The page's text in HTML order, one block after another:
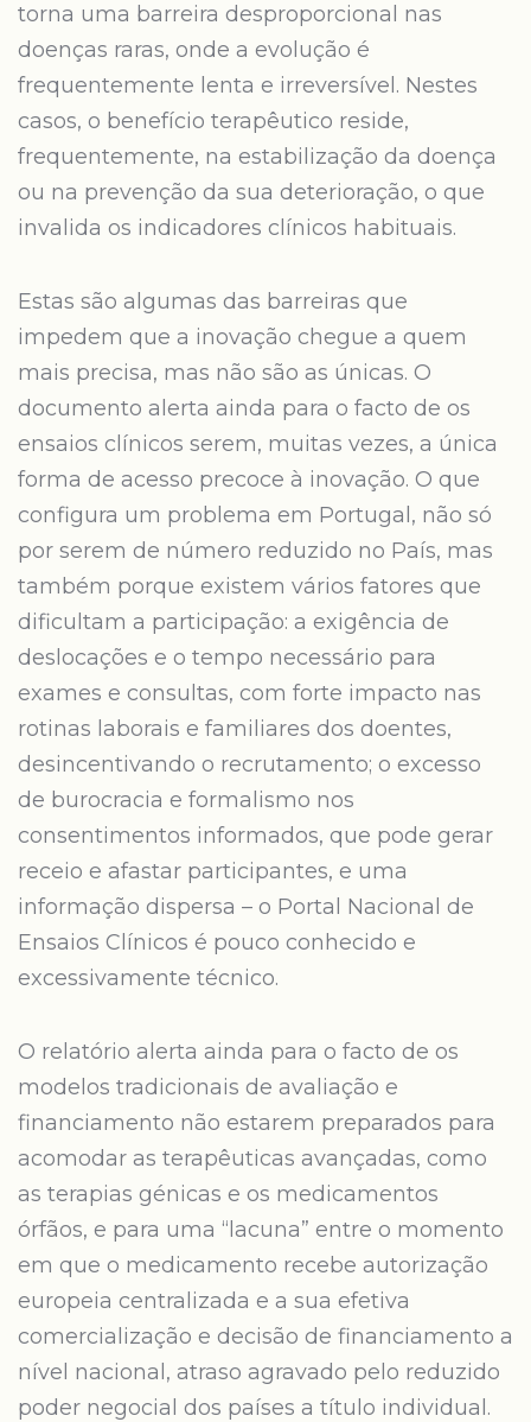
torna uma barreira desproporcional nas
doenças raras, onde a evolução é
frequentemente lenta e irreversível. Nestes
casos, o benefício terapêutico reside,
frequentemente, na estabilização da doença
ou na prevenção da sua deterioração, o que
invalida os indicadores clínicos habituais.
Estas são algumas das barreiras que
impedem que a inovação chegue a quem
mais precisa, mas não são as únicas. O
documento alerta ainda para o facto de os
ensaios clínicos serem, muitas vezes, a única
forma de acesso precoce à inovação. O que
configura um problema em Portugal, não só
por serem de número reduzido no País, mas
também porque existem vários fatores que
dificultam a participação: a exigência de
deslocações e o tempo necessário para
exames e consultas, com forte impacto nas
rotinas laborais e familiares dos doentes,
desincentivando o recrutamento; o excesso
de burocracia e formalismo nos
consentimentos informados, que pode gerar
receio e afastar participantes, e uma
informação dispersa – o Portal Nacional de
Ensaios Clínicos é pouco conhecido e
excessivamente técnico.
O relatório alerta ainda para o facto de os
modelos tradicionais de avaliação e
financiamento não estarem preparados para
acomodar as terapêuticas avançadas, como
as terapias génicas e os medicamentos
órfãos, e para uma “lacuna” entre o momento
em que o medicamento recebe autorização
europeia centralizada e a sua efetiva
comercialização e decisão de financiamento a
nível nacional, atraso agravado pelo reduzido
poder negocial dos países a título individual.